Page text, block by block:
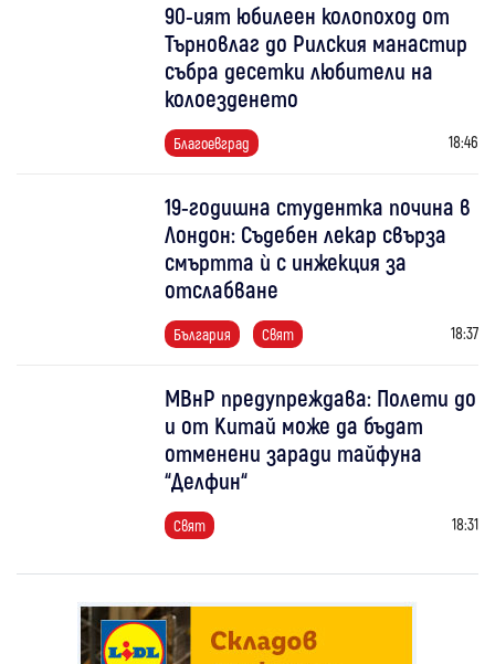
90-ият юбилеен колопоход от
Търновлаг до Рилския манастир
събра десетки любители на
колоезденето
Благоевград 18:46
19-годишна студентка почина в
Лондон: Съдебен лекар свърза
смъртта ѝ с инжекция за
отслабване
България Свят 18:37
МВнР предупреждава: Полети до
и от Китай може да бъдат
отменени заради тайфуна
“Делфин“
Свят 18:31